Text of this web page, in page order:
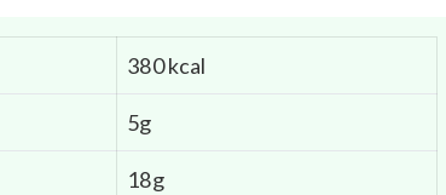
380 kcal
5g
18g